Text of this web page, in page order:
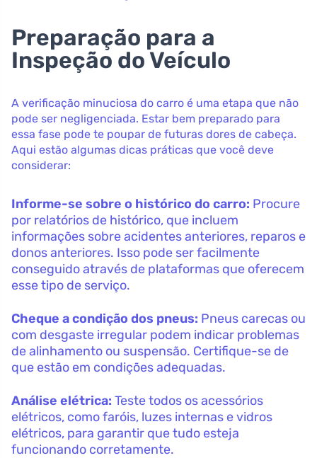
Preparação para a
Inspeção do Veículo
A verificação minuciosa do carro é uma etapa que não
pode ser negligenciada. Estar bem preparado para
essa fase pode te poupar de futuras dores de cabeça.
Aqui estão algumas dicas práticas que você deve
considerar:
Informe-se sobre o histórico do carro: Procure
por relatórios de histórico, que incluem
informações sobre acidentes anteriores, reparos e
donos anteriores. Isso pode ser facilmente
conseguido através de plataformas que oferecem
esse tipo de serviço.
Cheque a condição dos pneus: Pneus carecas ou
com desgaste irregular podem indicar problemas
de alinhamento ou suspensão. Certifique-se de
que estão em condições adequadas.
Análise elétrica: Teste todos os acessórios
elétricos, como faróis, luzes internas e vidros
elétricos, para garantir que tudo esteja
funcionando corretamente.